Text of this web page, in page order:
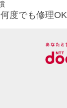
何度でも修理OK